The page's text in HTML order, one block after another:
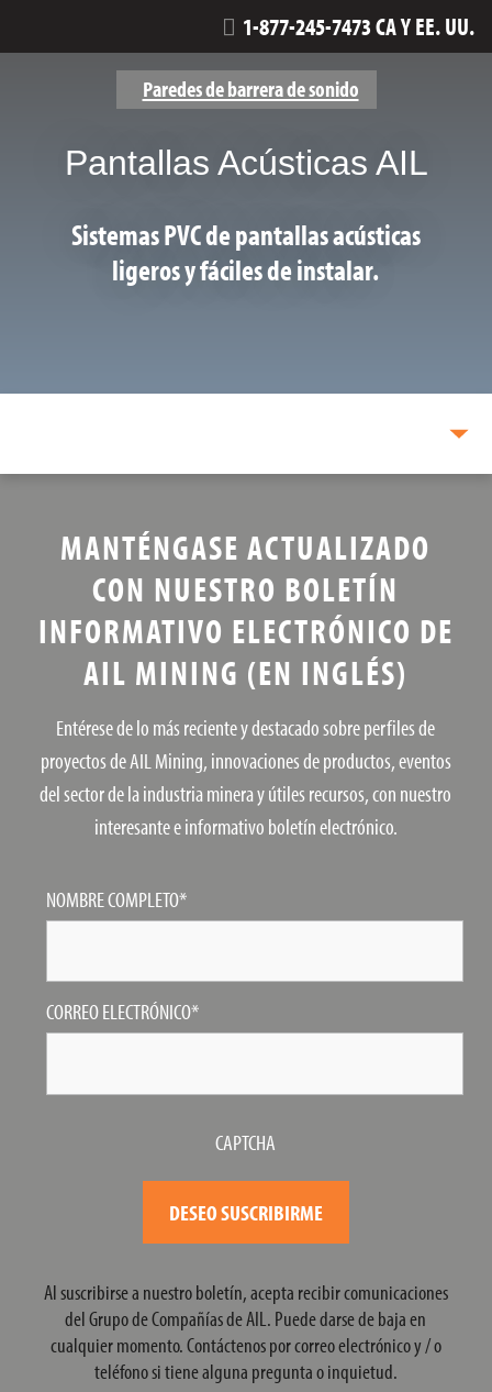
1-877-245-7473 CA Y EE. UU.
Paredes de barrera de sonido
Pantallas Acústicas AIL
Sistemas PVC de pantallas acústicas
ligeros y fáciles de instalar.
MANTÉNGASE ACTUALIZADO
CON NUESTRO BOLETÍN
INFORMATIVO ELECTRÓNICO DE
AIL MINING (EN INGLÉS)
Entérese de lo más reciente y destacado sobre perfiles de
proyectos de AIL Mining, innovaciones de productos, eventos
del sector de la industria minera y útiles recursos, con nuestro
interesante e informativo boletín electrónico.
NOMBRE COMPLETO*
CORREO ELECTRÓNICO*
CAPTCHA
Al suscribirse a nuestro boletín, acepta recibir comunicaciones
del Grupo de Compañías de AIL. Puede darse de baja en
cualquier momento. Contáctenos por correo electrónico y / o
teléfono si tiene alguna pregunta o inquietud.